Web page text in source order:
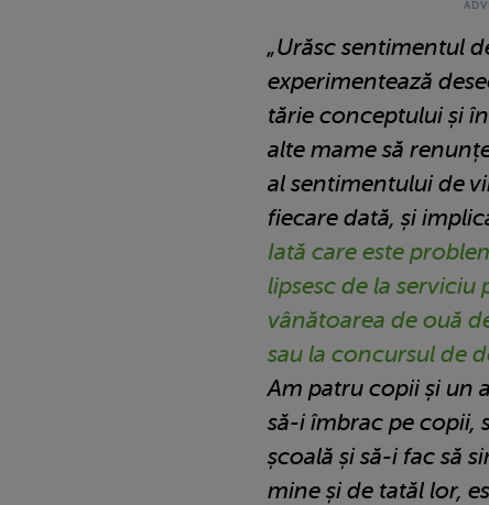
„Urăsc sentimentul
experimentează
tărie conceptului și
alte mame să
al sentimentului de
fiecare dată, și
Iată care este
lipsesc de la serviciu
vânătoarea de ouă
sau la concursul de
Am patru copii și un
să-i îmbrac pe copii,
școală și să-i fac să
mine și de tatăl lor,